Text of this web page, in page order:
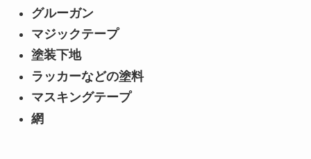
グルーガン
マジックテープ
塗装下地
ラッカーなどの塗料
マスキングテープ
網